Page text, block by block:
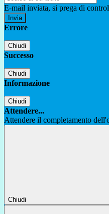
E-mail inviata, si prega di
Errore
Chiudi
Successo
Chiudi
Informazione
Chiudi
Attendere...
Attendere il completamento
Chiudi